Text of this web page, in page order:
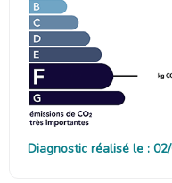
Diagnostic réalisé le :